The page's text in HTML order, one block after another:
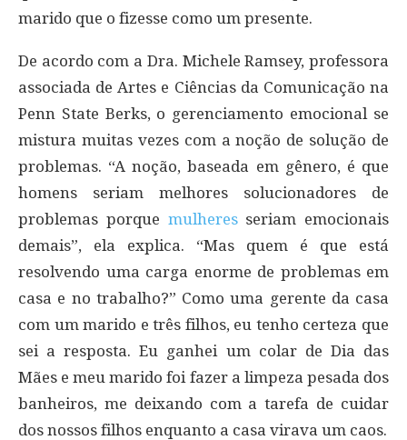
marido que o fizesse como um presente.
De acordo com a Dra. Michele Ramsey, professora
associada de Artes e Ciências da Comunicação na
Penn State Berks, o gerenciamento emocional se
mistura muitas vezes com a noção de solução de
problemas. “A noção, baseada em gênero, é que
homens seriam melhores solucionadores de
problemas porque mulheres seriam emocionais
demais”, ela explica. “Mas quem é que está
resolvendo uma carga enorme de problemas em
casa e no trabalho?” Como uma gerente da casa
com um marido e três filhos, eu tenho certeza que
sei a resposta. Eu ganhei um colar de Dia das
Mães e meu marido foi fazer a limpeza pesada dos
banheiros, me deixando com a tarefa de cuidar
dos nossos filhos enquanto a casa virava um caos.